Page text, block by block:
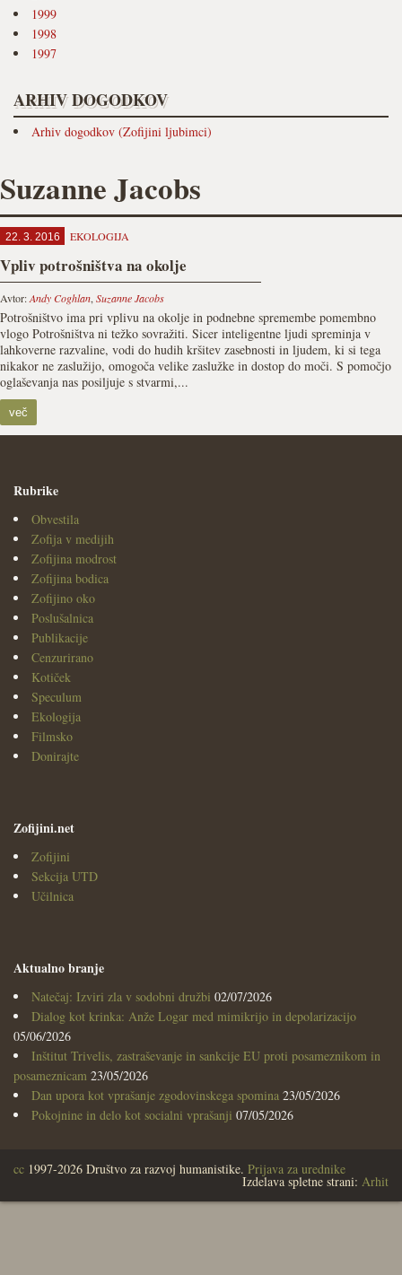
1999
1998
1997
ARHIV DOGODKOV
Arhiv dogodkov (Zofijini ljubimci)
Suzanne Jacobs
22. 3. 2016 EKOLOGIJA
Vpliv potrošništva na okolje
Avtor:Andy Coghlan, Suzanne Jacobs
Potrošništvo ima pri vplivu na okolje in podnebne spremembe pomembno
vlogo Potrošništva ni težko sovražiti. Sicer inteligentne ljudi spreminja v
lahkoverne razvaline, vodi do hudih kršitev zasebnosti in ljudem, ki si tega
nikakor ne zaslužijo, omogoča velike zaslužke in dostop do moči. S pomočjo
oglaševanja nas posiljuje s stvarmi,...
več
Rubrike
Obvestila
Zofija v medijih
Zofijina modrost
Zofijina bodica
Zofijino oko
Poslušalnica
Publikacije
Cenzurirano
Kotiček
Speculum
Ekologija
Filmsko
Donirajte
Zofijini.net
Zofijini
Sekcija UTD
Učilnica
Aktualno branje
Natečaj: Izviri zla v sodobni družbi 02/07/2026
Dialog kot krinka: Anže Logar med mimikrijo in depolarizacijo
05/06/2026
Inštitut Trivelis, zastraševanje in sankcije EU proti posameznikom in
posameznicam 23/05/2026
Dan upora kot vprašanje zgodovinskega spomina 23/05/2026
Pokojnine in delo kot socialni vprašanji 07/05/2026
cc 1997-2026 Društvo za razvoj humanistike. Prijava za urednike
Izdelava spletne strani: Arhit